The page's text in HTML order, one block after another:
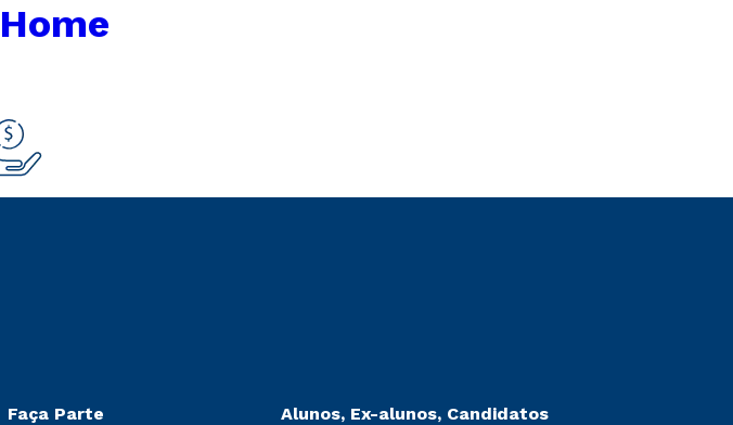
Faça Parte Alunos, Ex-alunos, Candidatos